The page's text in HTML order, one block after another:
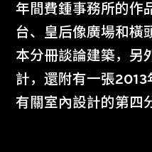
年間費鍾事務所的作
台、皇后像廣場和橫
本分冊談論建築，另
計，還附有一張
有關室內設計的第四